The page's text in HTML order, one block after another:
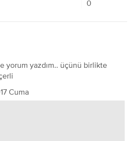
0
yorum yazdım.. üçünü birlikte
Cuma